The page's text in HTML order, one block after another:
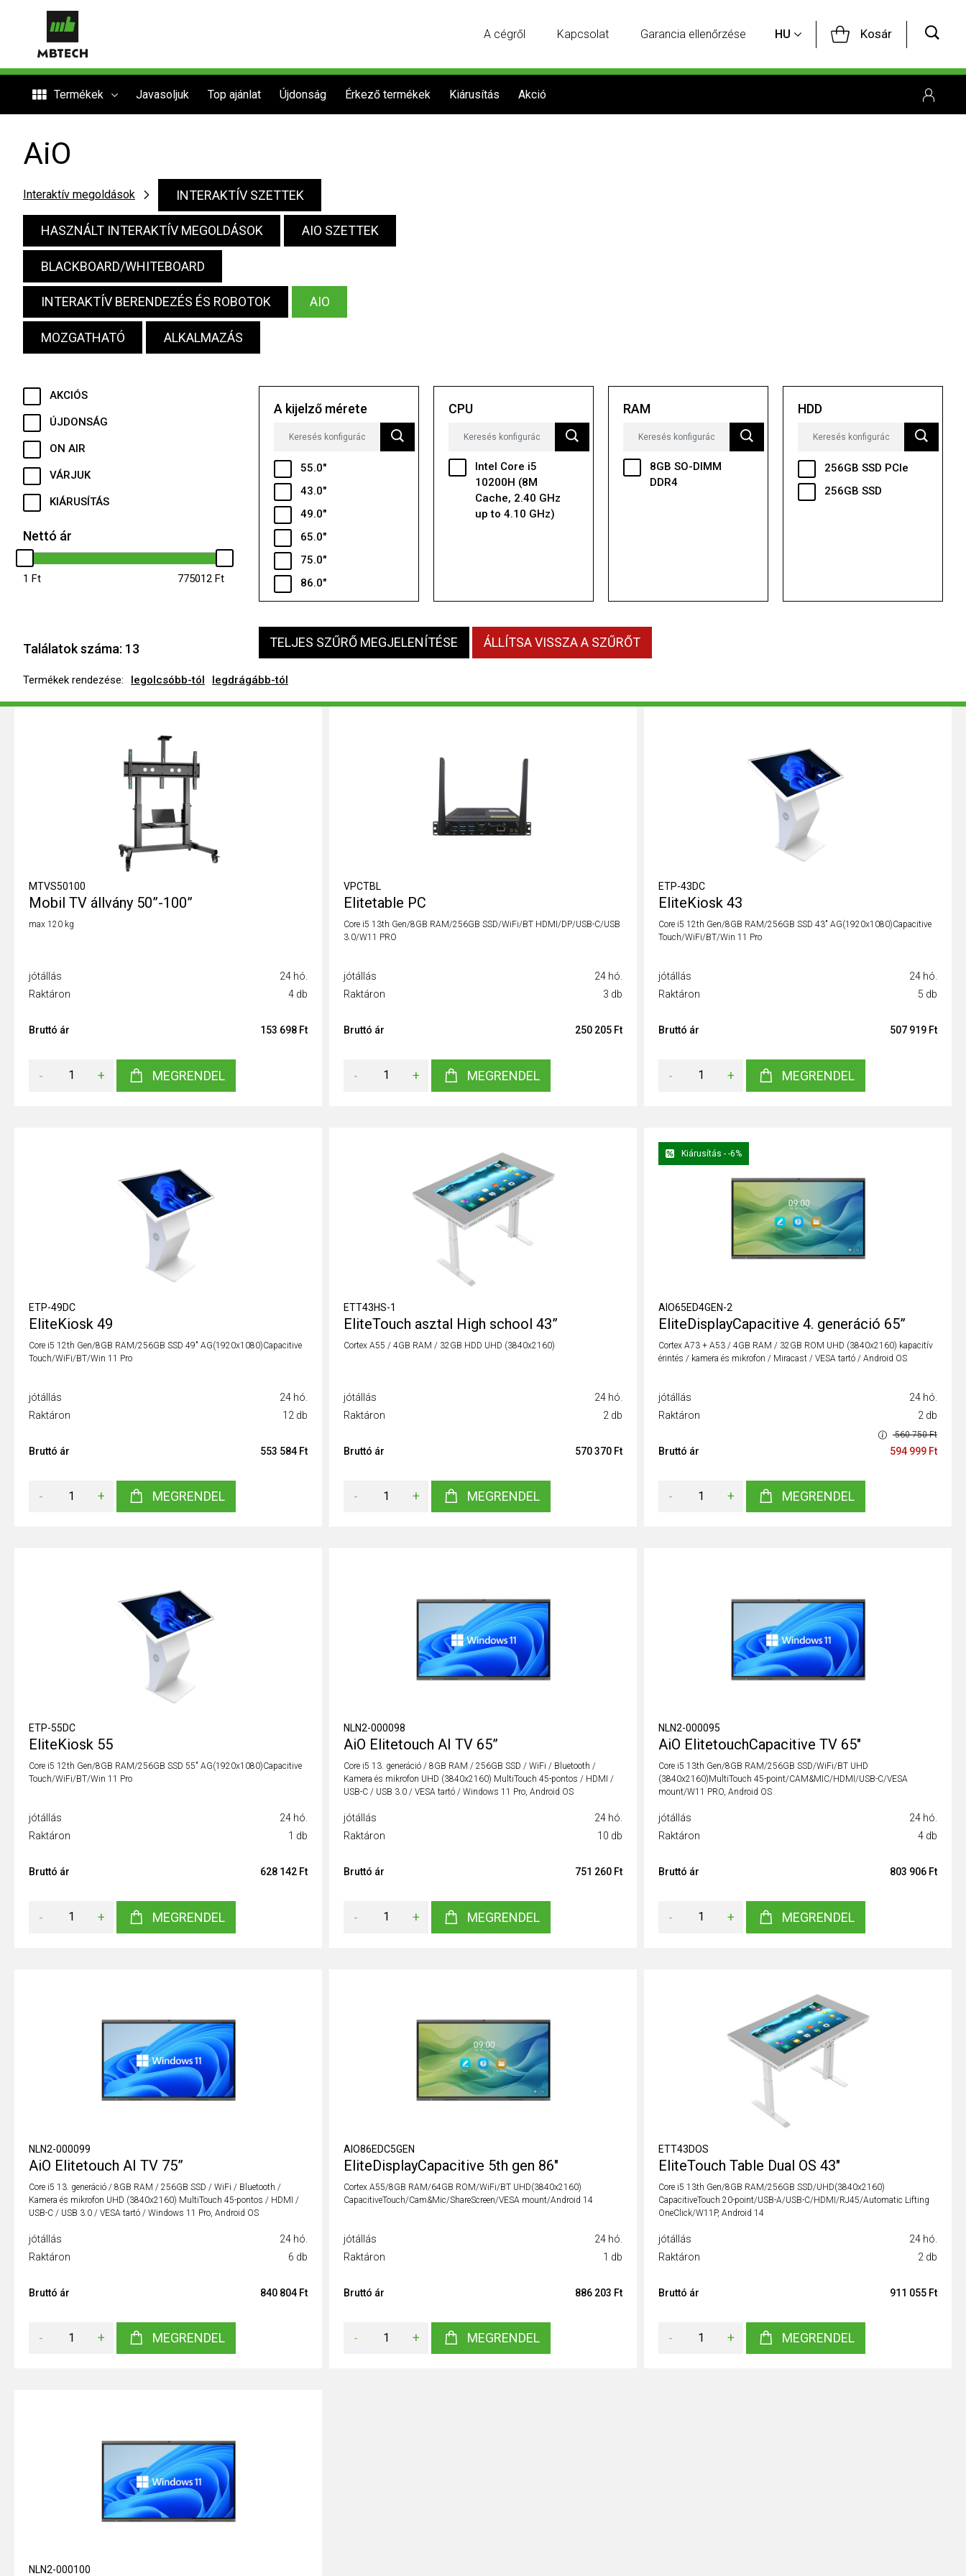
A cégről Kapcsolat Garancia ellenőrzése HU Kosár
Termékek Javasoljuk Top ajánlat Újdonság Érkező termékek Kiárusítás Akció
AiO
Interaktív megoldások INTERAKTÍV SZETTEK
HASZNÁLT INTERAKTÍV MEGOLDÁSOK AIO SZETTEK
BLACKBOARD/WHITEBOARD
INTERAKTÍV BERENDEZÉS ÉS ROBOTOK AIO
MOZGATHATÓ ALKALMAZÁS
AKCIÓS
ÚJDONSÁG
ON AIR
VÁRJUK
KIÁRUSÍTÁS
Nettó ár
1 775012
Találatok száma: 13
A kijelző mérete
55.0"
43.0"
49.0"
65.0"
75.0"
86.0"
CPU
Intel Core i5
10200H (8M
Cache, 2.40 GHz
up to 4.10 GHz)
RAM
8GB SO-DIMM
DDR4
HDD
256GB SSD PCIe
256GB SSD
TELJES SZŰRŐ MEGJELENÍTÉSE ÁLLÍTSA VISSZA A SZŰRŐT
Termékek rendezése: legolcsóbb-tól legdrágább-tól
MTVS50100
Mobil TV állvány 50”-100”
max 120 kg
jótállás
24 hó.
Raktáron
4 db
Bruttó ár 153 698 Ft
- + MEGRENDEL
VPCTBL
Elitetable PC
Core i5 13th Gen/8GB RAM/256GB SSD/WiFi/BT HDMI/DP/USB-C/USB
3.0/W11 PRO
jótállás
24 hó.
Raktáron
3 db
Bruttó ár 250 205 Ft
- + MEGRENDEL
ETP-43DC
EliteKiosk 43
Core i5 12th Gen/8GB RAM/256GB SSD 43" AG(1920x1080)Capacitive
Touch/WiFi/BT/Win 11 Pro
jótállás
24 hó.
Raktáron
5 db
Bruttó ár 507 919 Ft
- + MEGRENDEL
ETP-49DC
EliteKiosk 49
Core i5 12th Gen/8GB RAM/256GB SSD 49" AG(1920x1080)Capacitive
Touch/WiFi/BT/Win 11 Pro
jótállás
24 hó.
Raktáron
12 db
Bruttó ár 553 584 Ft
- + MEGRENDEL
ETT43HS-1
EliteTouch asztal High school 43”
Cortex A55 / 4GB RAM / 32GB HDD UHD (3840x2160)
jótállás
24 hó.
Raktáron
2 db
Bruttó ár 570 370 Ft
- + MEGRENDEL
Kiárusítás - -6%
AIO65ED4GEN-2
EliteDisplayCapacitive 4. generáció 65”
Cortex A73 + A53 / 4GB RAM / 32GB ROM UHD (3840x2160) kapacitív
érintés / kamera és mikrofon / Miracast / VESA tartó / Android OS
jótállás
24 hó.
Raktáron
2 db
560 750 Ft
Bruttó ár 594 999 Ft
- + MEGRENDEL
ETP-55DC
EliteKiosk 55
Core i5 12th Gen/8GB RAM/256GB SSD 55" AG(1920x1080)Capacitive
Touch/WiFi/BT/Win 11 Pro
jótállás
24 hó.
Raktáron
1 db
Bruttó ár 628 142 Ft
- + MEGRENDEL
NLN2-000098
AiO Elitetouch AI TV 65”
Core i5 13. generáció / 8GB RAM / 256GB SSD / WiFi / Bluetooth /
Kamera és mikrofon UHD (3840x2160) MultiTouch 45-pontos / HDMI /
USB-C / USB 3.0 / VESA tartó / Windows 11 Pro, Android OS
jótállás
24 hó.
Raktáron
10 db
Bruttó ár 751 260 Ft
- + MEGRENDEL
NLN2-000095
AiO ElitetouchCapacitive TV 65"
Core i5 13th Gen/8GB RAM/256GB SSD/WiFi/BT UHD
(3840x2160)MultiTouch 45-point/CAM&MIC/HDMI/USB-C/VESA
mount/W11 PRO, Android OS
jótállás
24 hó.
Raktáron
4 db
Bruttó ár 803 906 Ft
- + MEGRENDEL
NLN2-000099
AiO Elitetouch AI TV 75”
Core i5 13. generáció / 8GB RAM / 256GB SSD / WiFi / Bluetooth /
Kamera és mikrofon UHD (3840x2160) MultiTouch 45-pontos / HDMI /
USB-C / USB 3.0 / VESA tartó / Windows 11 Pro, Android OS
jótállás
24 hó.
Raktáron
6 db
Bruttó ár 840 804 Ft
- + MEGRENDEL
AIO86EDC5GEN
EliteDisplayCapacitive 5th gen 86"
Cortex A55/8GB RAM/64GB ROM/WiFi/BT UHD(3840x2160)
CapacitiveTouch/Cam&Mic/ShareScreen/VESA mount/Android 14
jótállás
24 hó.
Raktáron
1 db
Bruttó ár 886 203 Ft
- + MEGRENDEL
ETT43DOS
EliteTouch Table Dual OS 43"
Core i5 13th Gen/8GB RAM/256GB SSD/UHD(3840x2160)
CapacitiveTouch 20-point/USB-A/USB-C/HDMI/RJ45/Automatic Lifting
OneClick/W11P, Android 14
jótállás
24 hó.
Raktáron
2 db
Bruttó ár 911 055 Ft
- + MEGRENDEL
NLN2-000100